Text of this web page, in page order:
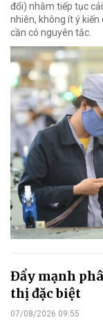
đổi) nhằm tiếp tục
nhiên, không ít ý
cần có nguyên tắc.
Đẩy mạnh
thị đặc biệt
07/08/2026 09:55